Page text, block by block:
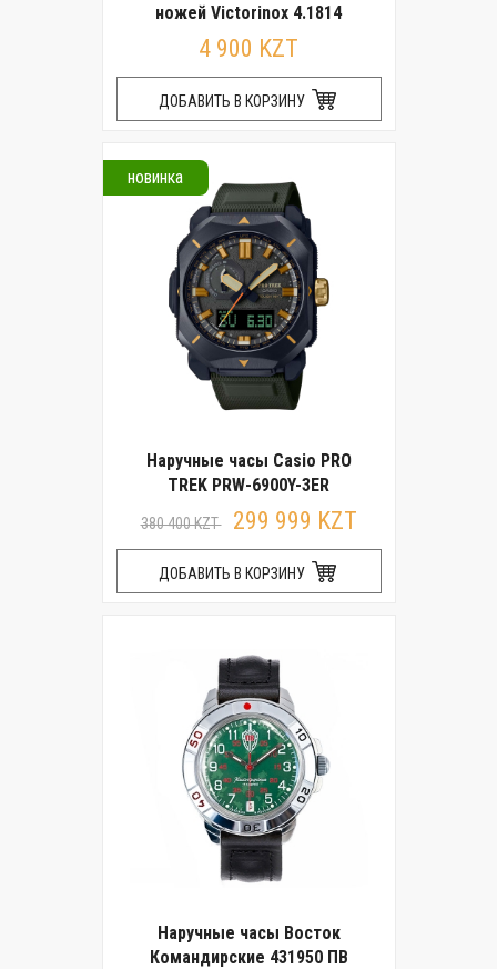
ножей Victorinox 4.1814
4 900 KZT
ДОБАВИТЬ В КОРЗИНУ
новинка
Наручные часы Casio PRO
TREK PRW-6900Y-3ER
380 400 KZT 299 999 KZT
ДОБАВИТЬ В КОРЗИНУ
Наручные часы Восток
Командирские 431950 ПВ